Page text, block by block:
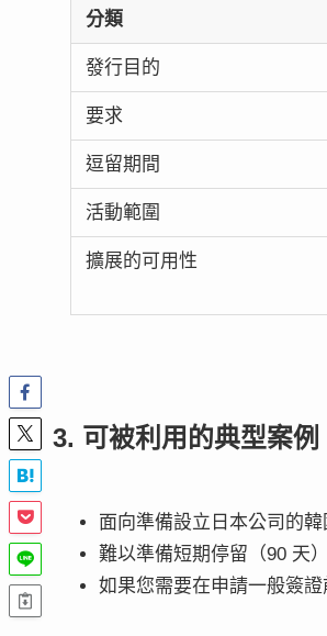
分類
發行目的
要求
逗留期間
活動範圍
擴展的可用性
3. 可被利用的典型案例
面向準備設立日本公司的
難以準備短期停留（90 天）
如果您需要在申請一般簽